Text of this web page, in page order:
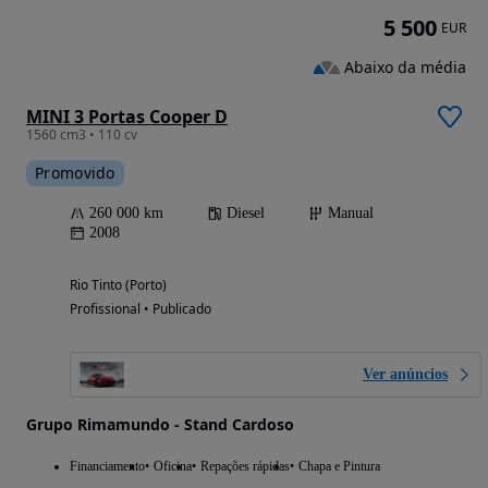
MINI 3 Portas Cooper D
1560 cm3 • 110 cv
Promovido
260 000 km Diesel
Manual
2008
Rio Tinto (Porto)
Profissional • Publicado
Ver anúncios
Grupo Rimamundo - Stand Cardoso
Financiamento Oficina Repações rápidas Chapa e Pintura
5 500 EUR
Abaixo da média